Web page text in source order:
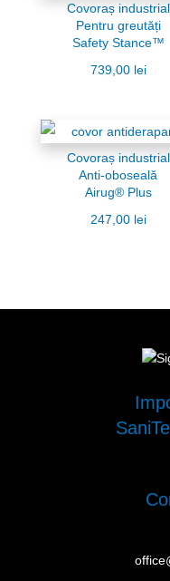
Covoraș industrial
Pentru greutăți
Safety Stance™
739,00 lei
Covoraș industrial
Anti-oboseală
Airug® Plus
247,00 lei